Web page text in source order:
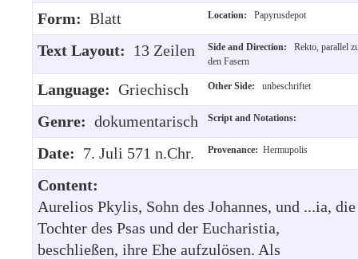
Form: Blatt Location: Papyrusdepot
Text Layout: 13 Zeilen Side and Direction:
Rekto, parallel
den Fasern
Language: Griechisch Other Side: unbeschriftet
Genre: dokumentarisch Script and Notations:
Date: 7. Juli 571 n.Chr. Provenance: Hermupolis
Content:
Aurelios Pkylis, Sohn des Johannes, und ...ia, die
Tochter des Psas und der Eucharistia,
beschließen, ihre Ehe aufzulösen. Als